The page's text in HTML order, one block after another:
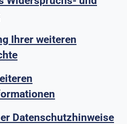
Ihrer weiteren
Datenschutzhinweise